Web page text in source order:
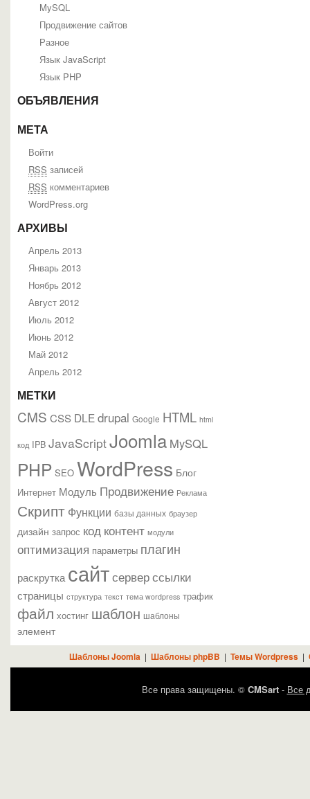
MySQL
Продвижение сайтов
Разное
Язык JavaScript
Язык PHP
ОБЪЯВЛЕНИЯ
МЕТА
Войти
RSS записей
RSS комментариев
WordPress.org
АРХИВЫ
Апрель 2013
Январь 2013
Ноябрь 2012
Август 2012
Июль 2012
Июнь 2012
Май 2012
Апрель 2012
МЕТКИ
CMS CSS DLEdrupal Google HTML html
код IPB JavaScriptJoomla MySQL
PHP SEO WordPress Блог
Интернет Модуль Продвижение Реклама
Скрипт Функции базы данных браузер
дизайн запрос код контент модули
оптимизация параметры плагин
раскрутка сайтсерверссылки
страницы структура текст тема wordpress трафик
файл хостинг шаблон шаблоны
элемент
Шаблоны Joomla | Шаблоны phpBB | Темы Wordpress|
Все права защищены. © CMSart- Все